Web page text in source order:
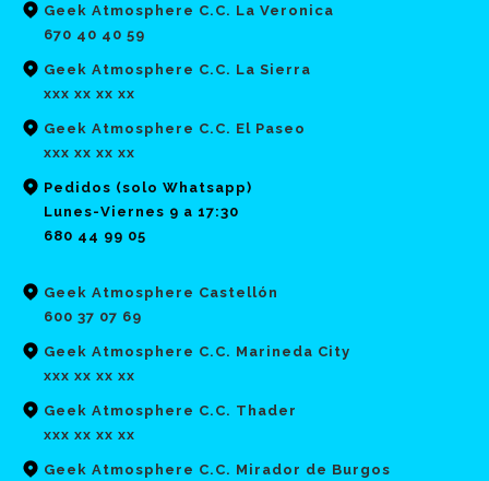
Geek Atmosphere C.C. La Veronica
670 40 40 59
Geek Atmosphere C.C. La Sierra
xxx xx xx xx
Geek Atmosphere C.C. El Paseo
xxx xx xx xx
Pedidos (solo Whatsapp)
Lunes-Viernes 9 a 17:30
680 44 99 05
Geek Atmosphere Castellón
600 37 07 69
Geek Atmosphere C.C. Marineda City
xxx xx xx xx
Geek Atmosphere C.C. Thader
xxx xx xx xx
Geek Atmosphere C.C. Mirador de Burgos